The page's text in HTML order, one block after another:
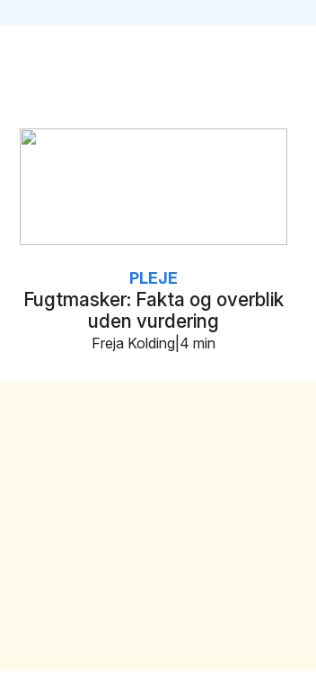
Fugtmasker: Fakta og overblik
uden vurdering
PLEJE
4 min
Freja Kolding